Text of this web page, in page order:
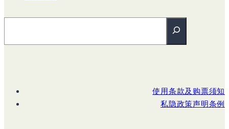
使用条款及购票须知
私隐政策声明条例